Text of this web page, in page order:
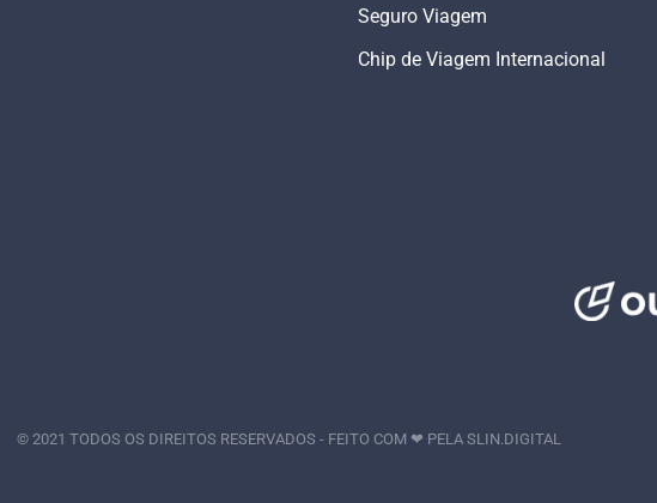
Seguro Viagem
Chip de Viagem Internacional
© 2021 TODOS OS DIREITOS RESERVADOS - FEITO COM ❤ PELA SLIN.DIGITAL